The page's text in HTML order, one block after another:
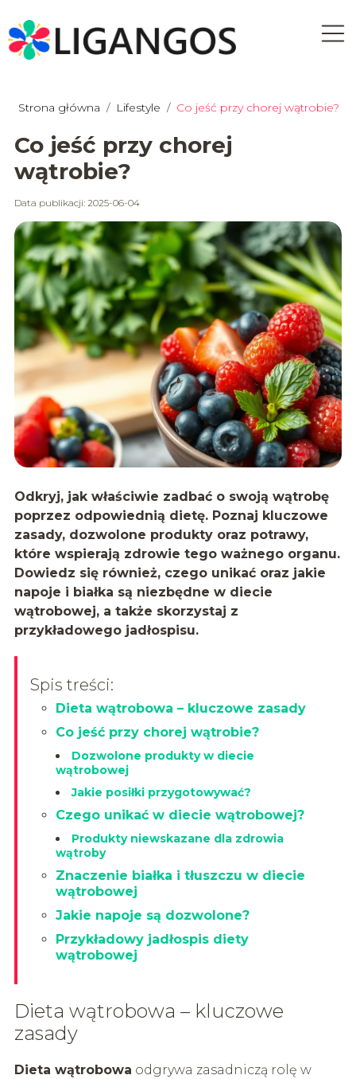
Strona główna / Lifestyle / Co jeść przy chorej wątrobie?
Co jeść przy chorej
wątrobie?
Data publikacji: 2025-06-04
Odkryj, jak właściwie zadbać o swoją wątrobę
poprzez odpowiednią dietę. Poznaj kluczowe
zasady, dozwolone produkty oraz potrawy,
które wspierają zdrowie tego ważnego organu.
Dowiedz się również, czego unikać oraz jakie
napoje i białka są niezbędne w diecie
wątrobowej, a także skorzystaj z
przykładowego jadłospisu.
Spis treści:
Dieta wątrobowa – kluczowe zasady
Co jeść przy chorej wątrobie?
Dozwolone produkty w diecie
wątrobowej
Jakie posiłki przygotowywać?
Czego unikać w diecie wątrobowej?
Produkty niewskazane dla zdrowia
wątroby
Znaczenie białka i tłuszczu w diecie
wątrobowej
Jakie napoje są dozwolone?
Przykładowy jadłospis diety
wątrobowej
Dieta wątrobowa – kluczowe
zasady
Dieta wątrobowa odgrywa zasadniczą rolę w